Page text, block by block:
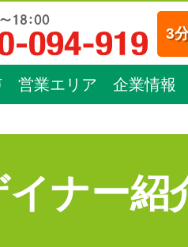
3
営業エリア 企業情報
ナー紹